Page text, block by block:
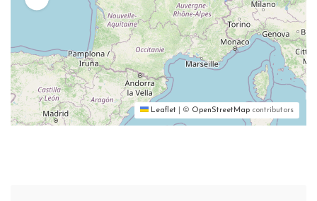
Leaflet © OpenStreetMap contributors